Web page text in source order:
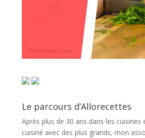
Le parcours d’Allorecettes
Après plus de 30 ans dans les cuisines
cuisiné avec des plus grands, mon